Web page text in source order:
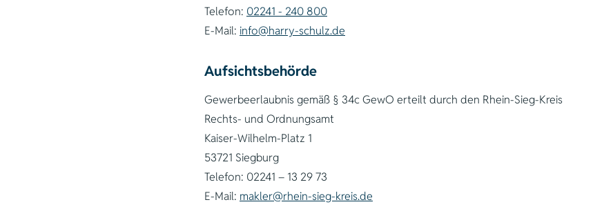
Telefon: 02241 - 240 800
E-Mail: info@harry-schulz.de
Aufsichtsbehörde
Gewerbeerlaubnis gemäß § 34c GewO erteilt durch den Rhein-Sieg-Kreis
Rechts- und Ordnungsamt
Kaiser-Wilhelm-Platz 1
53721 Siegburg
Telefon: 02241 – 13 29 73
E-Mail: makler@rhein-sieg-kreis.de